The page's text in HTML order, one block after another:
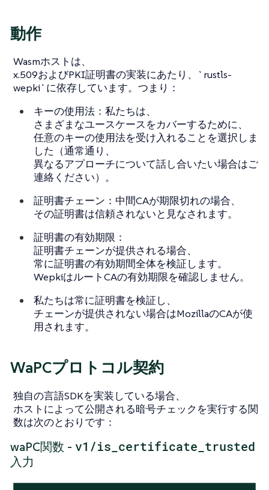
動作
Wasmホストは、
x.509およびPKI証明書の実装にあたり、`rustls-
wepki`に依存しています。つまり：
キーの使用法：私たちは、
さまざまなユースケースをカバーするために、
任意のキーの使用法を受け入れることを選択しま
した（通常通り、
異なるアプローチについて話し合いたい場合はご
連絡ください）。
証明書チェーン：中間CAが期限切れの場合、
その証明書は信頼されないと見なされます。
証明書の有効期限：
証明書チェーンが提供される場合、
常に証明書の有効期間全体を検証します。
WepkiはルートCAの有効期限を確認しません。
私たちは常に証明書を検証し、
チェーンが提供されない場合はMozillaのCAが使
用されます。
WaPCプロトコル契約
独自の言語SDKを実装している場合、
ホストによって公開される暗号チェックを実行する関
数は次のとおりです：
waPC関数 - v1/is_certificate_trusted
入力